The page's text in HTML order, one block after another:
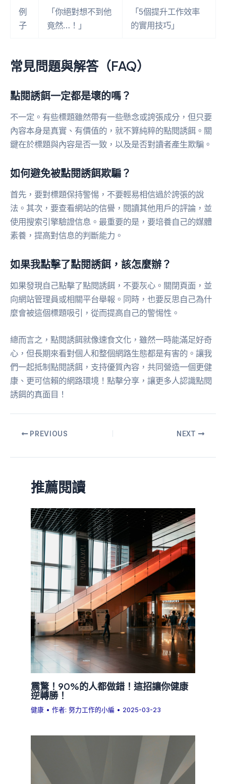
例
子
「你絕對想不到他
竟然…！」
「5個提升工作效率
的實用技巧」
常見問題與解答（FAQ）
點閱誘餌一定都是壞的嗎？
不一定。有些標題雖然帶有一些懸念或誇張成分，但只要
內容本身是真實、有價值的，就不算純粹的點閱誘餌。關
鍵在於標題與內容是否一致，以及是否對讀者產生欺騙。
如何避免被點閱誘餌欺騙？
首先，要對標題保持警惕，不要輕易相信過於誇張的說
法。其次，要查看網站的信譽，閱讀其他用戶的評論，並
使用搜索引擎驗證信息。最重要的是，要培養自己的媒體
素養，提高對信息的判斷能力。
如果我點擊了點閱誘餌，該怎麼辦？
如果發現自己點擊了點閱誘餌，不要灰心。關閉頁面，並
向網站管理員或相關平台舉報。同時，也要反思自己為什
麼會被這個標題吸引，從而提高自己的警惕性。
總而言之，點閱誘餌就像速食文化，雖然一時能滿足好奇
心，但長期來看對個人和整個網路生態都是有害的。讓我
們一起抵制點閱誘餌，支持優質內容，共同營造一個更健
康、更可信賴的網路環境！點擊分享，讓更多人認識點閱
誘餌的真面目！
PREVIOUS NEXT
推薦閱讀
震驚！90%的人都做錯！這招讓你健康
逆轉勝！
健康 • 作者:努力工作的小編 • 2025-03-23